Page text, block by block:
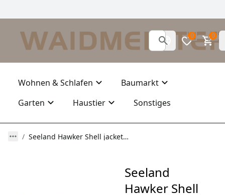
0 0
Wohnen & Schlafen
Baumarkt
Garten
Haustier Sonstiges
Seeland Hawker Shell jacket PRYM1® Woodland
Seeland
Hawker Shell